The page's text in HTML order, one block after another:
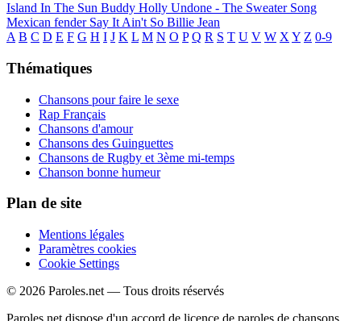
Island In The Sun Buddy Holly Undone - The Sweater Song
Mexican fender Say It Ain't So Billie Jean
A B C D E F G H I J K L M N O P Q R S T U V W X Y Z 0-9
Thématiques
Chansons pour faire le sexe
Rap Français
Chansons d'amour
Chansons des Guinguettes
Chansons de Rugby et 3ème mi-temps
Chanson bonne humeur
Plan de site
Mentions légales
Paramètres cookies
Cookie Settings
© 2026 Paroles.net — Tous droits réservés